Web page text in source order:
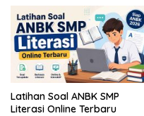
Latihan Soal ANBK SMP
Literasi Online Terbaru